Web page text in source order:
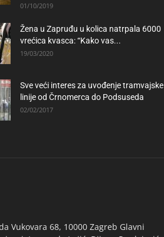
01/10/2019
Žena u Zapruđu u kolica natrpala 6000
vrećica kvasca: “Kako vas...
19/03/2020
Sve veći interes za uvođenje tramvajske
linije od Črnomerca do Podsuseda
02/02/2017
Vukovara 68, 10000 Zagreb Glavni